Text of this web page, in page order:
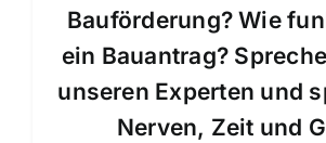
Bauförderung? Wie
ein Bauantrag?
unseren Experten und
Nerven, Zeit und